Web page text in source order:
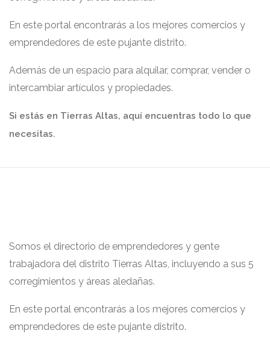
En este portal encontrarás a los mejores comercios y
emprendedores de este pujante distrito.
Además de un espacio para alquilar, comprar, vender o
intercambiar artículos y propiedades.
Si estás en Tierras Altas, aquí encuentras todo lo que
necesitas.
Somos el directorio de emprendedores y gente
trabajadora del distrito Tierras Altas, incluyendo a sus 5
corregimientos y áreas aledañas.
En este portal encontrarás a los mejores comercios y
emprendedores de este pujante distrito.